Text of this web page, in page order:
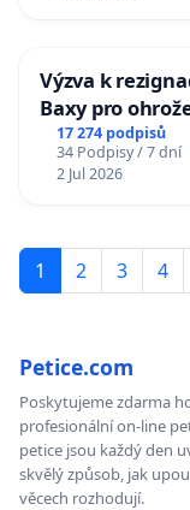
Výzva k
Baxy pro
17 274 podpisů
34 Podpisy / 7 dní
2 Jul 2026
1 2 3 4
Petice.com
Poskytujeme zdarma
profesionální on-line
petice jsou každý den
skvělý způsob, jak
věcech rozhodují.